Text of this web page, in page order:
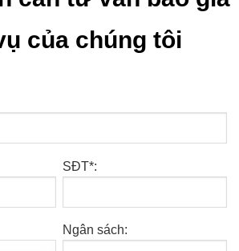
của chúng tôi
SĐT*:
Ngân sách: